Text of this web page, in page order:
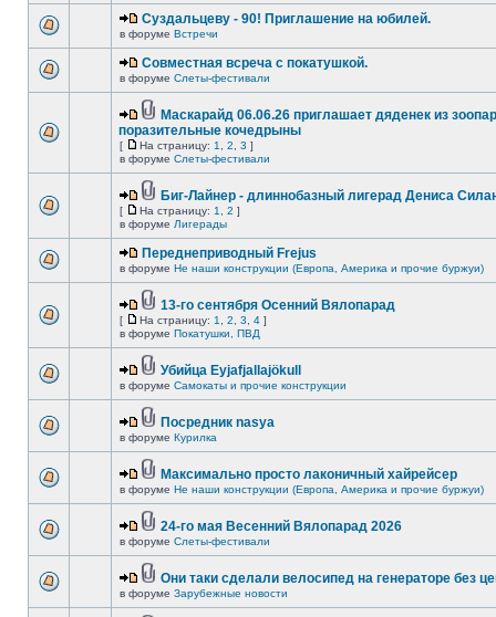
Суздальцеву - 90! Приглашение на юбилей.
в форуме Встречи
Совместная всреча с покатушкой.
в форуме Слеты-фестивали
Маскарайд 06.06.26 приглашает дяденек из
поразительные кочедрыны
[ На страницу: 1 2 3 ]
в форуме Слеты-фестивали
Биг-Лайнер - длиннобазный лигерад Дениса
[ На страницу: 1 2 ]
в форуме Лигерады
Переднеприводный Frejus
в форуме Не наши конструкции (Европа, Америка и прочие буржуи)
13-го сентября Осенний Вялопарад
[ На страницу: 1 2 3 4 ]
в форуме Покатушки, ПВД
Убийца Eyjafjallajökull
в форуме Самокаты и прочие конструкции
Посредник nasya
в форуме Курилка
Максимально просто лаконичный хайрейсер
в форуме Не наши конструкции (Европа, Америка и прочие буржуи)
24-го мая Весенний Вялопарад 2026
в форуме Слеты-фестивали
Они таки сделали велосипед на генераторе без
в форуме Зарубежные новости